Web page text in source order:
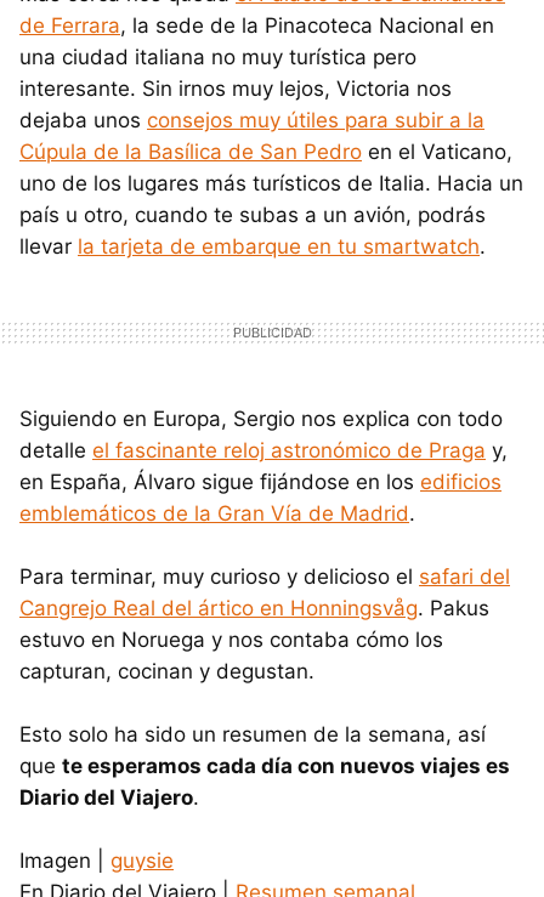
de Ferrara, la sede de la Pinacoteca Nacional en
una ciudad italiana no muy turística pero
interesante. Sin irnos muy lejos, Victoria nos
dejaba unos consejos muy útiles para subir a la
Cúpula de la Basílica de San Pedro en el Vaticano,
uno de los lugares más turísticos de Italia. Hacia un
país u otro, cuando te subas a un avión, podrás
llevar la tarjeta de embarque en tu smartwatch.
Siguiendo en Europa, Sergio nos explica con todo
detalle el fascinante reloj astronómico de Praga y,
en España, Álvaro sigue fijándose en los edificios
emblemáticos de la Gran Vía de Madrid.
Para terminar, muy curioso y delicioso el safari del
Cangrejo Real del ártico en Honningsvåg. Pakus
estuvo en Noruega y nos contaba cómo los
capturan, cocinan y degustan.
Esto solo ha sido un resumen de la semana, así
que te esperamos cada día con nuevos viajes es
Diario del Viajero.
Imagen | guysie
En Diario del Viajero | Resumen semanal